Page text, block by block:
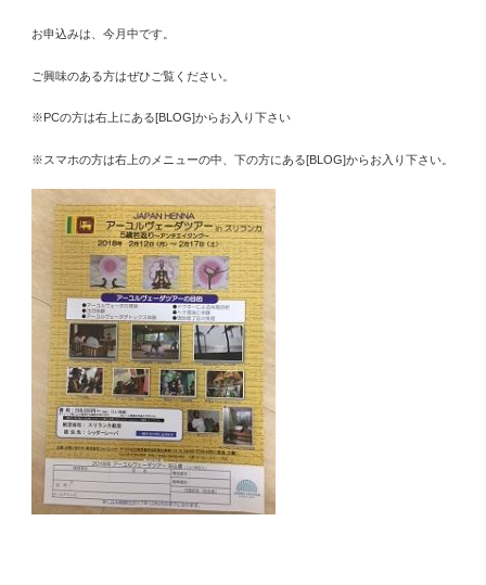
お申込みは、今月中です。
ご興味のある方はぜひご覧ください。
※PCの方は右上にある[BLOG]からお入り下さい
※スマホの方は右上のメニューの中、下の方にある[BLOG]からお入り下さい。